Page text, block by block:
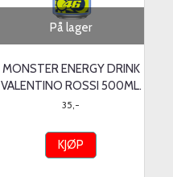
På lager
MONSTER ENERGY DRINK
VALENTINO ROSSI 500ML.
35,-
KJØP